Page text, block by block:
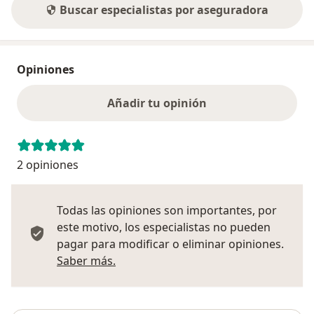
Buscar especialistas por aseguradora
Opiniones
Añadir tu opinión
2 opiniones
Todas las opiniones son importantes, por
este motivo, los especialistas no pueden
pagar para modificar o eliminar opiniones.
Saber más.